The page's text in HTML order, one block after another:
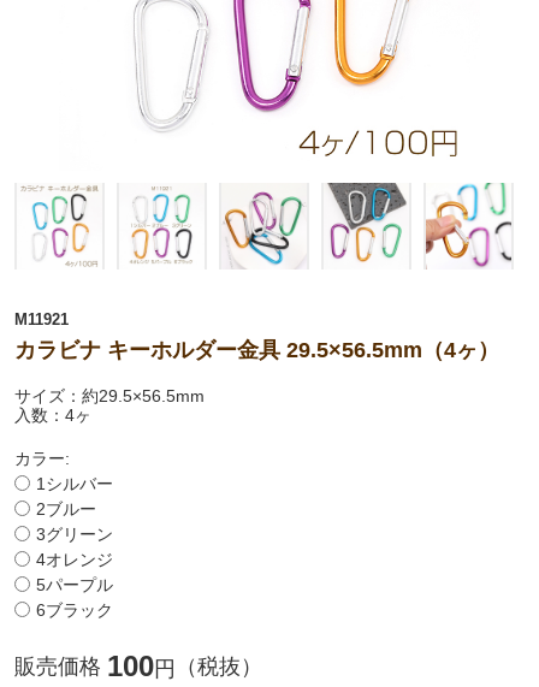
M11921
カラビナ キーホルダー金具 29.5×56.5mm（4ヶ）
サイズ：約29.5×56.5mm
入数：4ヶ
カラー:
1シルバー
2ブルー
3グリーン
4オレンジ
5パープル
6ブラック
販売価格 100円 （税抜）